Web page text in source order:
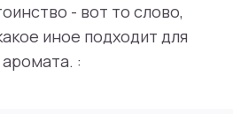
- вот то слово,
иное подходит для
: